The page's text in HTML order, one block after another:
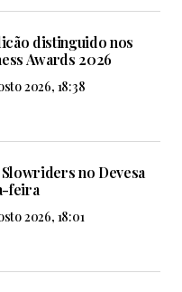
distinguido nos
Awards 2026
2026, 18:38
no Devesa
feira
2026, 18:01